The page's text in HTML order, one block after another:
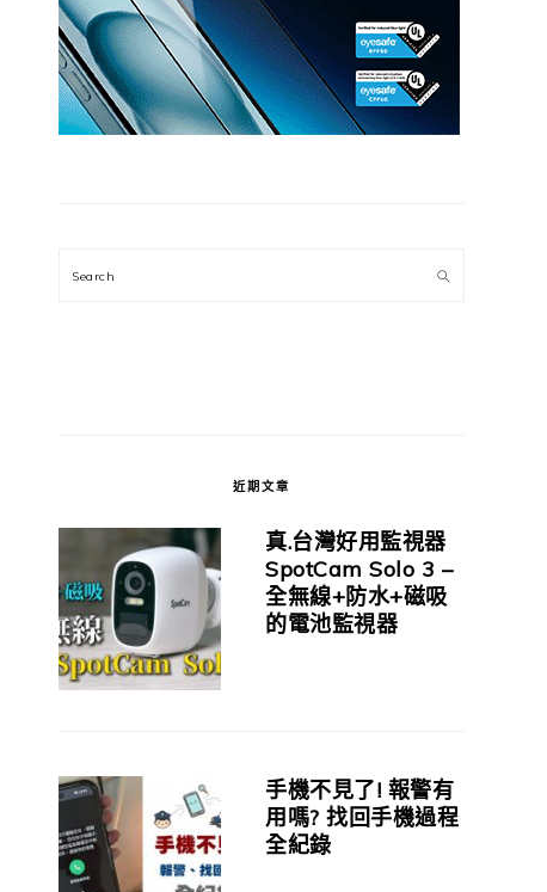
Search
近期文章
真.台灣好用監視器
SpotCam Solo 3 –
全無線+防水+磁吸
的電池監視器
手機不見了! 報警有
用嗎? 找回手機過程
全紀錄